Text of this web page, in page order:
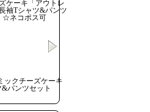
ケーキ「アウトレ
袖Tシャツ&パンツ
☆ネコポス可
ックチーズケーキ
&パンツセット